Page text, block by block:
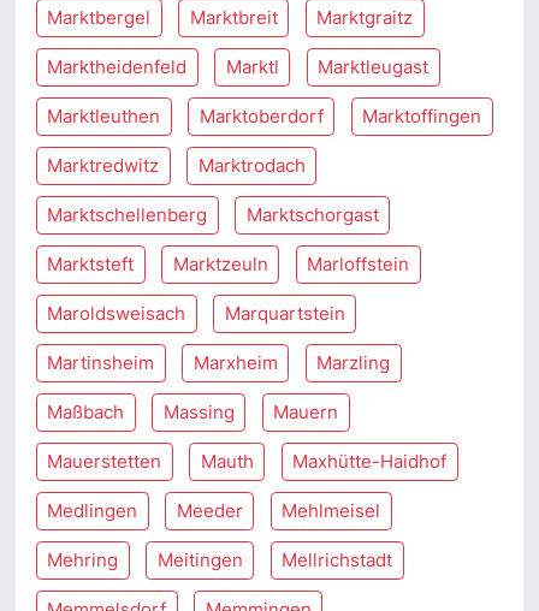
Marktbergel Marktbreit Marktgraitz
Marktheidenfeld Marktl Marktleugast
Marktleuthen Marktoberdorf Marktoffingen
Marktredwitz Marktrodach
Marktschellenberg Marktschorgast
Marktsteft Marktzeuln Marloffstein
Maroldsweisach Marquartstein
Martinsheim Marxheim Marzling
Maßbach Massing Mauern
Mauerstetten Mauth Maxhütte-Haidhof
Medlingen Meeder Mehlmeisel
Mehring Meitingen Mellrichstadt